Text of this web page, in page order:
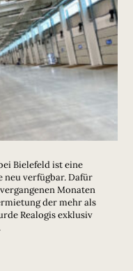
Bielefeld ist eine
verfügbar. Dafür
Monaten
der mehr als
Realogis exklusiv